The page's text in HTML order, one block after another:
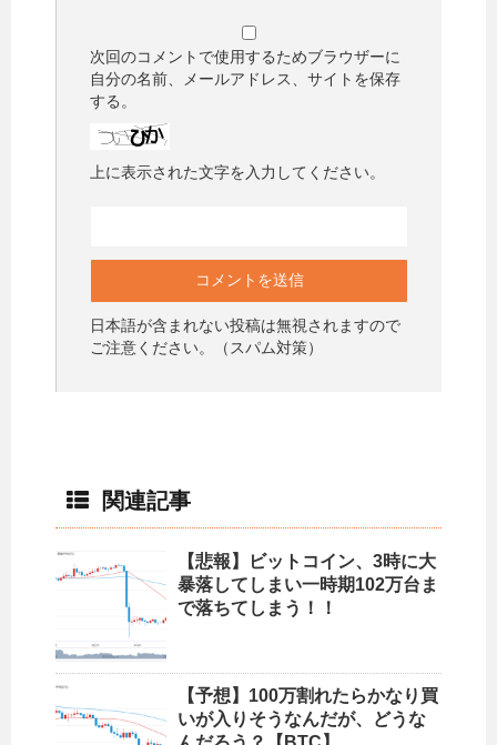
次回のコメントで使用するためブラウザーに
自分の名前、メールアドレス、サイトを保存
する。
上に表示された文字を入力してください。
日本語が含まれない投稿は無視されますので
ご注意ください。（スパム対策）
関連記事
【悲報】ビットコイン、3時に大
暴落してしまい一時期102万台ま
で落ちてしまう！！
【予想】100万割れたらかなり買
いが入りそうなんだが、どうな